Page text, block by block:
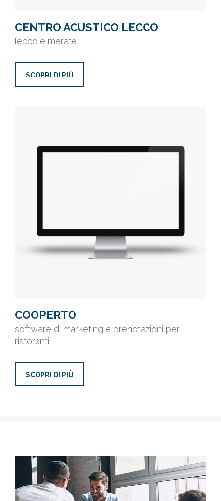
CENTRO ACUSTICO LECCO
lecco e merate
SCOPRI DI PIÙ
COOPERTO
software di marketing e prenotazioni per
ristoranti
SCOPRI DI PIÙ